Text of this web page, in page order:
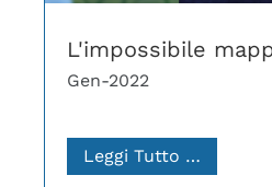
L'impossibile
Gen-2022
Leggi Tutto …